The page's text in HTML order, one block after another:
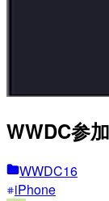
WWDC参
WWDC16
iPhone